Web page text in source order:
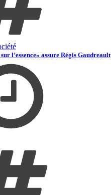
l’essence» assure Régis Gaudreault